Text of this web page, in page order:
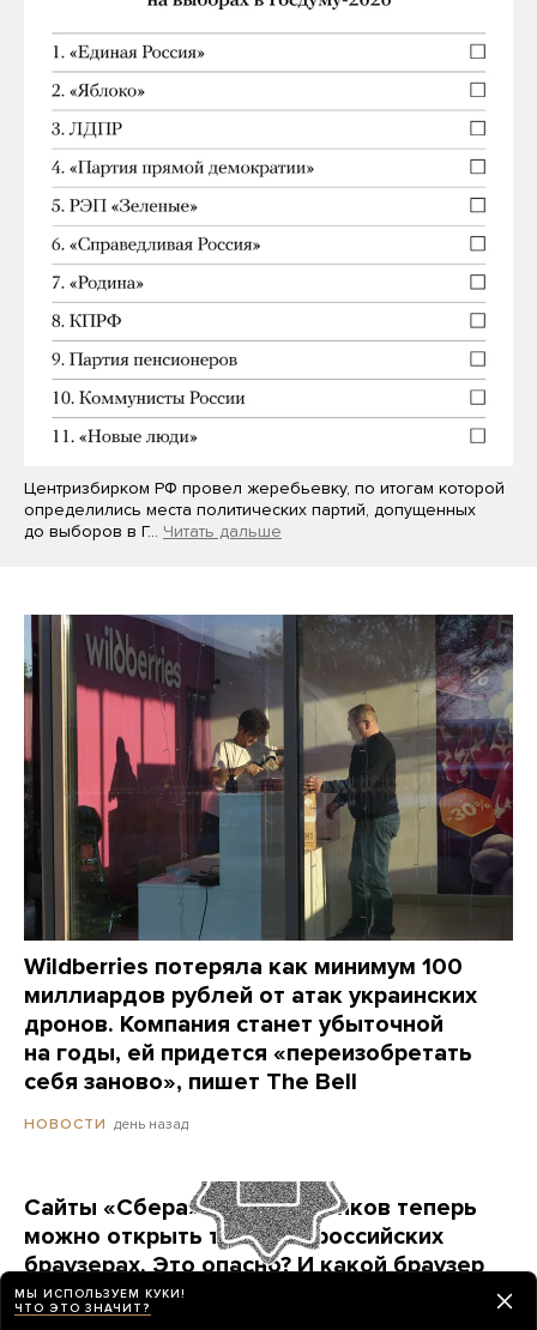
Центризбирком РФ провел жеребьевку, по итогам которой
определились места политических партий, допущенных
до выборов в Г… Читать дальше
Wildberries потеряла как минимум 100
миллиардов рублей от атак украинских
дронов. Компания станет убыточной
на годы, ей придется «переизобретать
себя заново», пишет The Bell
НОВОСТИ день назад
Сайты «Сбера» и других банков теперь
можно открыть только в российских
браузерах. Это опасно? И какой браузер
выбрать?
МЫ ИСПОЛЬЗУЕМ КУКИ!
ЧТО ЭТО ЗНАЧИТ?